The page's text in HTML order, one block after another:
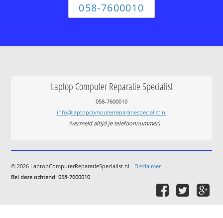
058-7600010
Laptop Computer Reparatie Specialist
058-7600010
info@laptopcomputerreparatiespecialist.nl
(vermeld altijd je telefoonnummer)
© 2026 LaptopComputerReparatieSpecialist.nl - Disclaimer
Bel deze ochtend:058-7600010